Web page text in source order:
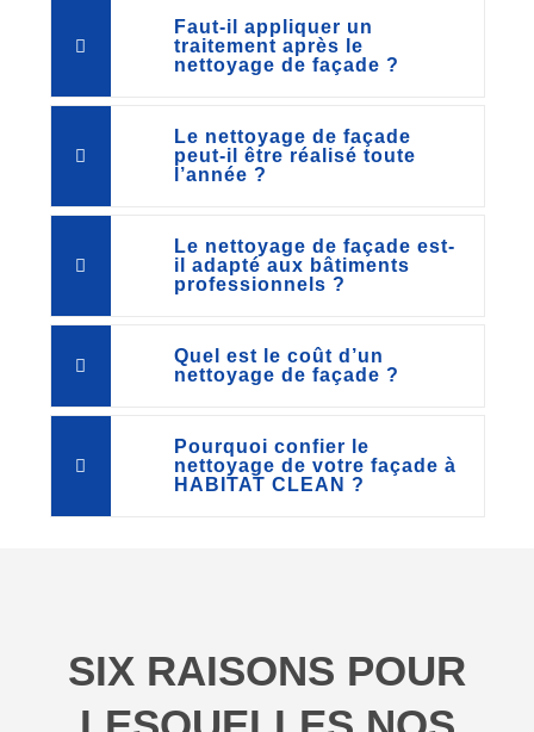
Faut-il appliquer un
traitement après le
nettoyage de façade ?
Le nettoyage de façade
peut-il être réalisé toute
l’année ?
Le nettoyage de façade est-
il adapté aux bâtiments
professionnels ?
Quel est le coût d’un
nettoyage de façade ?
Pourquoi confier le
nettoyage de votre façade à
HABITAT CLEAN ?
SIX RAISONS POUR